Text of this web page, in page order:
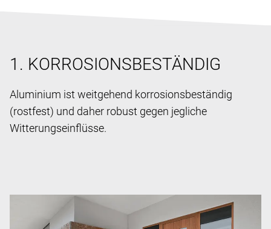
1. KORROSIONSBESTÄNDIG
Aluminium ist weitgehend korrosionsbeständig
(rostfest) und daher robust gegen jegliche
Witterungseinflüsse.